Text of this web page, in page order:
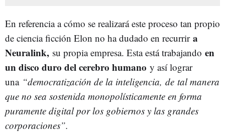
En referencia a cómo se realizará este proceso tan propio
de ciencia ficción Elon no ha dudado en recurrir a
Neuralink, su propia empresa. Esta está trabajando en
un disco duro del cerebro humano y así lograr
una “democratización de la inteligencia, de tal manera
que no sea sostenida monopolísticamente en forma
puramente digital por los gobiernos y las grandes
corporaciones”.